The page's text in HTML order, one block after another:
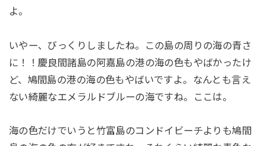
よ。
いやー、びっくりしましたね。この島の周りの海の青さ
に！！慶良間諸島の阿嘉島の港の海の色もやばかったけ
ど、鳩間島の港の海の色もやばいですよ。なんとも言え
ない綺麗なエメラルドブルーの海ですね。ここは。
海の色だけでいうと竹富島のコンドイビーチよりも鳩間